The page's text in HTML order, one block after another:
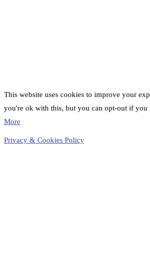
This website uses cookies to improve your
you're ok with this, but you can opt-out if you
More
Privacy & Cookies Policy